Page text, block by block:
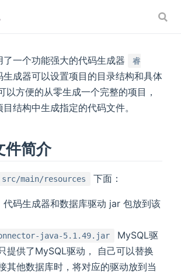
一个功能强大的代码生成器
睿
生成器可以设置项目的目录结构和具体
以方便的从零生成一个完整的项目，
结构中生成指定的代码文件。
件简介
src/main/resources 下面：
代码生成器和数据库驱动 jar 包放到该
java-5.1.49.jar
MySQL驱
提供了MySQL驱动， 自己可以替换
其他数据库时，将对应的驱动放到当